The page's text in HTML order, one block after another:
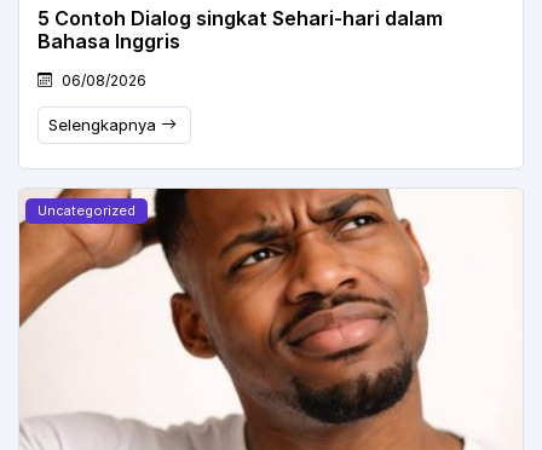
5 Contoh Dialog singkat Sehari-hari dalam
Bahasa Inggris
06/08/2026
Selengkapnya
Uncategorized